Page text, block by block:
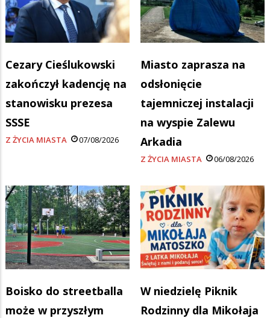
Cezary Cieślukowski
zakończył kadencję na
stanowisku prezesa
SSSE
Z ŻYCIA MIASTA 07/08/2026
Miasto zaprasza na
odsłonięcie
tajemniczej instalacji
na wyspie Zalewu
Arkadia
Z ŻYCIA MIASTA 06/08/2026
Boisko do streetballa
może w przyszłym
W niedzielę Piknik
Rodzinny dla Mikołaja